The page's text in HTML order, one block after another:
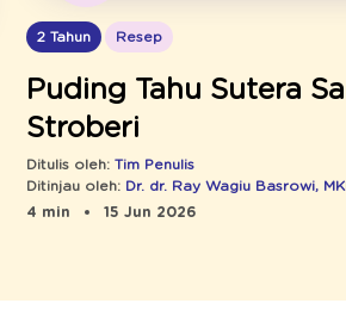
2 Tahun Resep
Puding Tahu Sutera
Stroberi
Ditulis oleh: Tim Penulis
Ditinjau oleh: Dr. dr. Ray Wagiu Basrowi,
4 min
15 Jun 2026